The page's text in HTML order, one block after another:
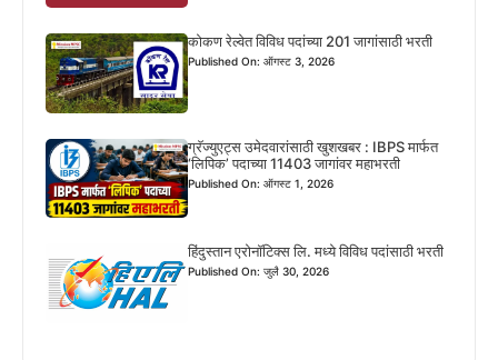
कोकण रेल्वेत विविध पदांच्या 201 जागांसाठी भरती
Published On: ऑगस्ट 3, 2026
ग्रॅज्युएट्स उमेदवारांसाठी खुशखबर : IBPS मार्फत
‘लिपिक’ पदाच्या 11403 जागांवर महाभरती
Published On: ऑगस्ट 1, 2026
हिंदुस्तान एरोनॉटिक्स लि. मध्ये विविध पदांसाठी भरती
Published On: जुलै 30, 2026